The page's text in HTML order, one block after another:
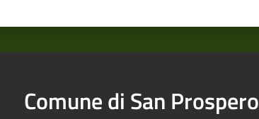
Comune di San Prospero